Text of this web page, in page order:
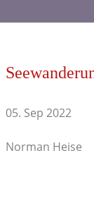
berlin-
Stadt & Land
Stadtleben
05. Sep 2022
Norman Heise